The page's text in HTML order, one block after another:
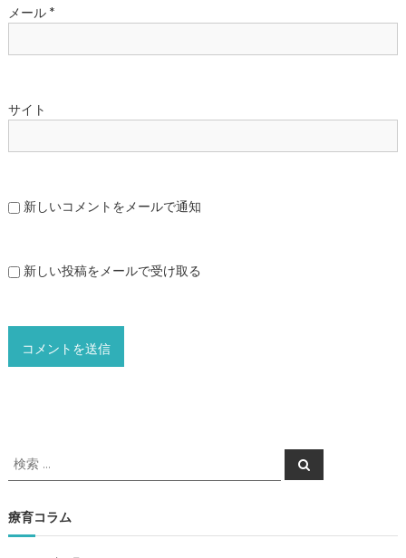
メール *
サイト
新しいコメントをメールで通知
新しい投稿をメールで受け取る
検
索
象
:
検
索
療育コラム